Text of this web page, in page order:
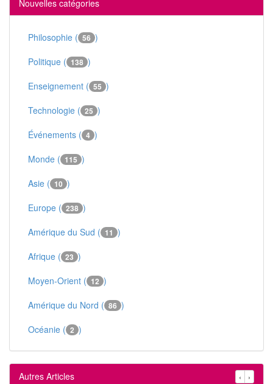
Nouvelles catégories
Philosophie ( 56 )
Politique ( 138 )
Enseignement ( 55 )
Technologie ( 25 )
Événements ( 4 )
Monde ( 115 )
Asie ( 10 )
Europe ( 238 )
Amérique du Sud ( 11 )
Afrique ( 23 )
Moyen-Orient ( 12 )
Amérique du Nord ( 86 )
Océanie ( 2 )
Autres Articles ‹ ›